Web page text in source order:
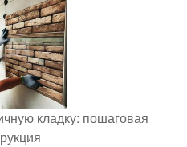
кладку: пошаговая